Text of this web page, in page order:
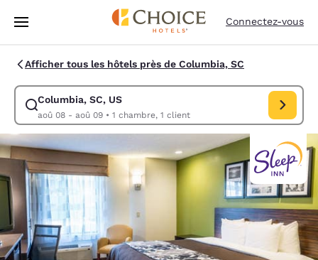
Passer à Contenu Principal
Connectez-vous
Afficher tous les hôtels près de Columbia, SC
Columbia, SC, US
aoû 08 - aoû 09• 1 chambre, 1 client
Modifiez la recherche pour Columbia, SC, US. Date d’arrivée aoû 08,